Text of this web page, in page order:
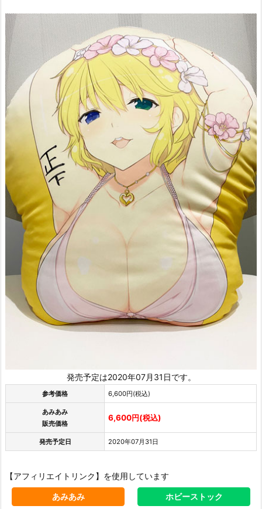
発売予定は2020年07月31日です。
参考価格 6,600円(税込)
あみあみ
販売価格
6,600円(税込)
発売予定日 2020年07月31日
【アフィリエイトリンク】を使用しています
あみあみ ホビーストック